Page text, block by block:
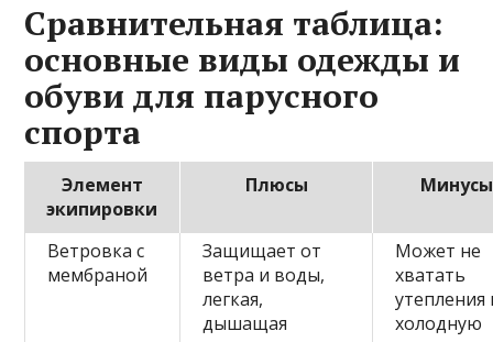
Сравнительная таблица:
основные виды одежды и
обуви для парусного
спорта
Элемент
экипировки
Плюсы Минусы
Ветровка с
мембраной
Защищает от
ветра и воды,
легкая,
дышащая
Может не
хватать
утепления
холодную